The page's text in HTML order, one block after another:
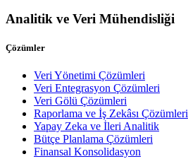
Analitik ve Veri Mühendisliği
Çözümler
Veri Yönetimi Çözümleri
Veri Entegrasyon Çözümleri
Veri Gölü Çözümleri
Raporlama ve İş Zekâsı Çözümleri
Yapay Zeka ve İleri Analitik
Bütçe Planlama Çözümleri
Finansal Konsolidasyon